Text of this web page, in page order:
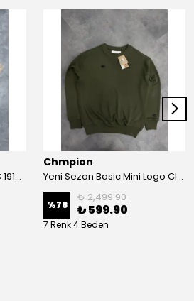
Yeni Sezon Mid Icon Est. C 1919 Series T-shirt
Chmpion
Yeni Sezon Basic Mini Logo Classic Sweatshirt
%76
₺ 2,499.90
₺ 599.90
7 Renk 4 Beden